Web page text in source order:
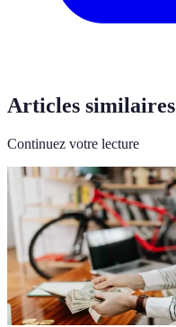
Articles similaires
Continuez votre lecture